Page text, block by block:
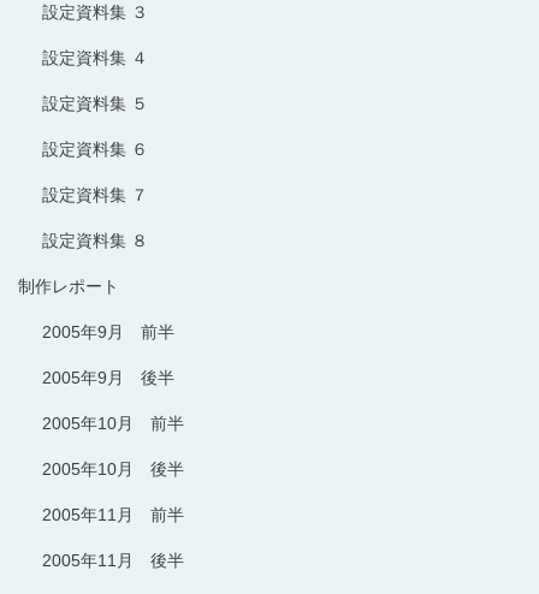
設定資料集 ３
設定資料集 ４
設定資料集 ５
設定資料集 ６
設定資料集 ７
設定資料集 ８
制作レポート
2005年9月 前半
2005年9月 後半
2005年10月 前半
2005年10月 後半
2005年11月 前半
2005年11月 後半